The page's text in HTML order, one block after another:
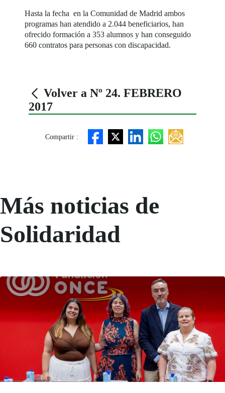
Hasta la fecha en la Comunidad de Madrid ambos
programas han atendido a 2.044 beneficiarios, han
ofrecido formación a 353 alumnos y han conseguido
660 contratos para personas con discapacidad.
Volver a Nº 24. FEBRERO
2017
Compartir :
Más noticias de
Solidaridad